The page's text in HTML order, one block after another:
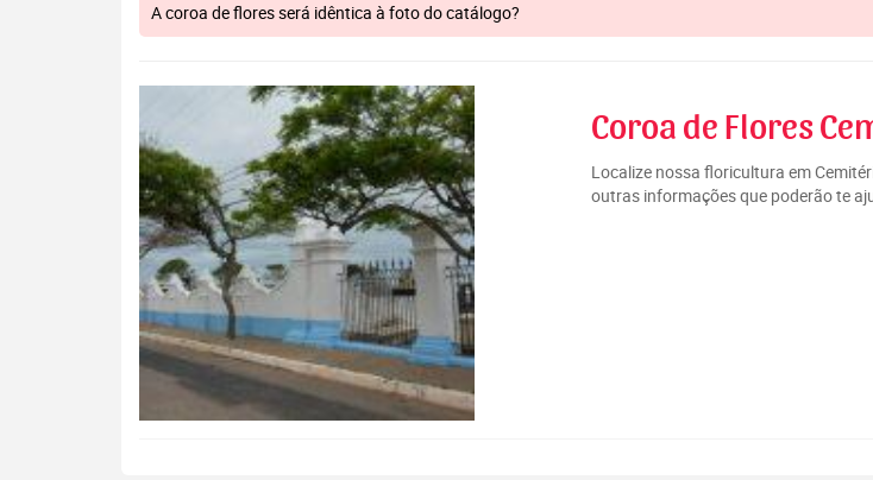
A coroa de flores será idêntica à foto do catálogo?
Coroa de Flores
Localize nossa floricultura em
outras informações que poderão te